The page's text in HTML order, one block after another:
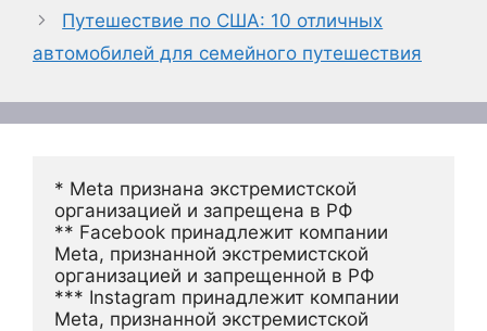
Путешествие по США: 10 отличных
автомобилей для семейного путешествия
* Meta признана экстремистской
организацией и запрещена в РФ
** Facebook принадлежит компании
Meta, признанной экстремистской
организацией и запрещенной в РФ
*** Instagram принадлежит компании
Meta, признанной экстремистской